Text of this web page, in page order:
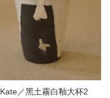
Kate／黑土霧白釉大杯2